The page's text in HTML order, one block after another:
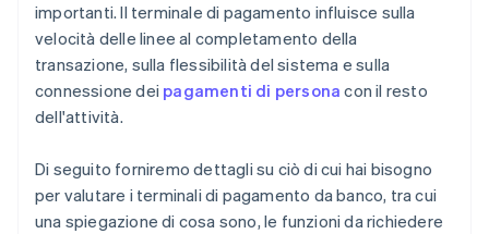
Gestione remota
importanti. Il terminale di pagamento influisce sulla
velocità delle linee al completamento della
transazione, sulla flessibilità del sistema e sulla
connessione dei pagamenti di persona con il resto
dell'attività.
Di seguito forniremo dettagli su ciò di cui hai bisogno
per valutare i terminali di pagamento da banco, tra cui
una spiegazione di cosa sono, le funzioni da richiedere